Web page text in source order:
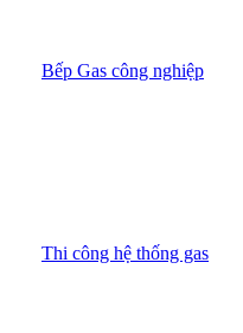
Bếp Gas công nghiệp
Thi công hệ thống gas